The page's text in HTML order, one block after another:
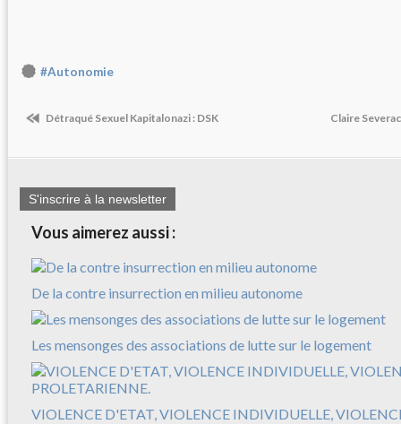
#Autonomie
Détraqué Sexuel Kapitalonazi : DSK Claire
S'inscrire à la newsletter
Vous aimerez aussi :
De la contre insurrection en milieu autonome
Les mensonges des associations de lutte sur le logement
VIOLENCE D'ETAT, VIOLENCE INDIVIDUELLE,